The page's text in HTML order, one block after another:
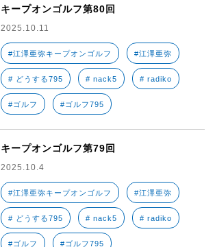
キープオンゴルフ第80回
2025.10.11
#江澤亜弥キープオンゴルフ #江澤亜弥
# どうする795 # nack5 # radiko
#ゴルフ #ゴルフ795
キープオンゴルフ第79回
2025.10.4
#江澤亜弥キープオンゴルフ #江澤亜弥
# どうする795 # nack5 # radiko
#ゴルフ #ゴルフ795